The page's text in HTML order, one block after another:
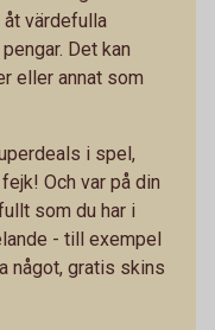
värdefulla
Det kan
eller annat som
i spel,
Och var på din
som du har i
- till exempel
något, gratis skins